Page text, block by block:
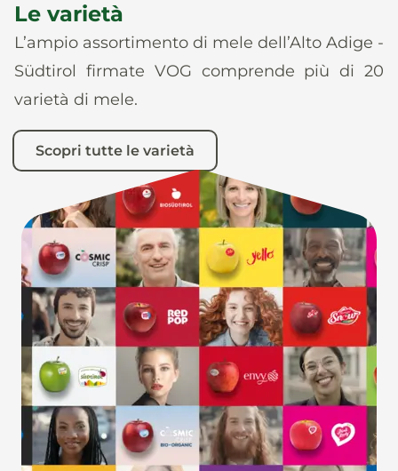
Le varietà
L’ampio assortimento di mele dell’Alto Adige -
Südtirol firmate VOG comprende più di 20
varietà di mele.
Scopri tutte le varietà